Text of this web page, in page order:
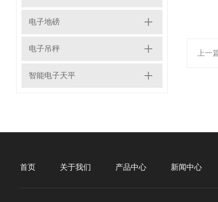
电子地磅
电子吊秤
智能电子天平
上一
首页 关于我们 产品中心 新闻中心